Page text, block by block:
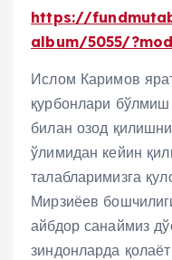
https://
album/5055/
Ислом Каримов
қурбонлари
билан озод
ўлимидан кейин
талабларимизга
Мирзиёев
айбдор санаймиз
зиндонларда